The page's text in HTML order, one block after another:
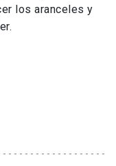
los aranceles y